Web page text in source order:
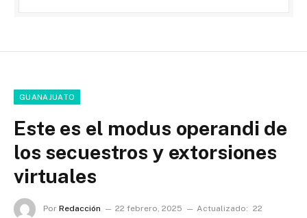
GUANAJUATO
Este es el modus operandi de
los secuestros y extorsiones
virtuales
Por Redacción 22 febrero, 2025 Actualizado: 22